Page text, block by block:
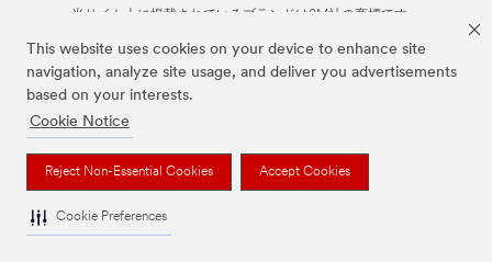
This website uses cookies on your device to enhance site
navigation, analyze site usage, and deliver you advertisements
based on your interests.
Cookie Notice
Reject Non-Essential Cookies Accept Cookies
Cookie Preferences
当サイト上に掲載されているブランドは3M社の商標です。